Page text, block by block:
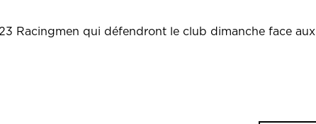
Racingmen qui défendront le club dimanche face aux